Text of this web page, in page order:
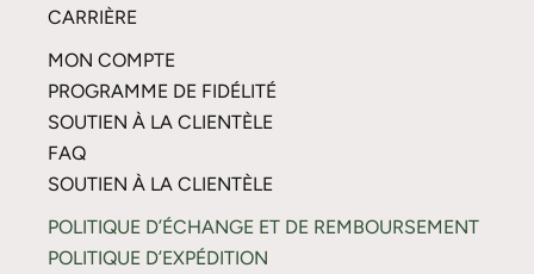
CARRIÈRE
MON COMPTE
PROGRAMME DE FIDÉLITÉ
SOUTIEN À LA CLIENTÈLE
FAQ
SOUTIEN À LA CLIENTÈLE
POLITIQUE D’ÉCHANGE ET DE REMBOURSEMENT
POLITIQUE D’EXPÉDITION